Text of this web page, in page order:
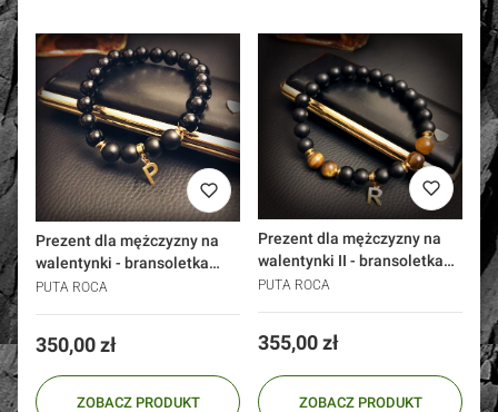
Prezent dla mężczyzny na
walentynki - bransoletka
monogram inicjał
PUTA ROCA
Cena
350,00 zł
ZOBACZ PRODUKT
Prezent dla mężczyzny na
walentynki II - bransoletka
monogram inicjał
PUTA ROCA
Cena
355,00 zł
ZOBACZ PRODUKT